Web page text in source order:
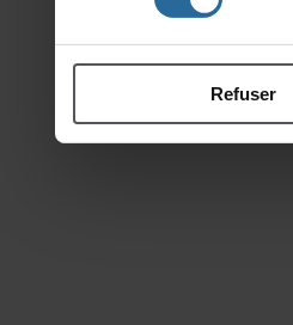
Refuser